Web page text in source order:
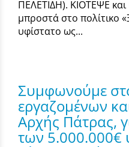
ΠΕΛΕΤΙΔΗ). ΚΙΟΤΕΨΕ και
μπροστά στο πολίτικο
υφίστατο ως...
Συμφωνούμε
εργαζομένων
Αρχής Πάτρας,
των 5.000.000€